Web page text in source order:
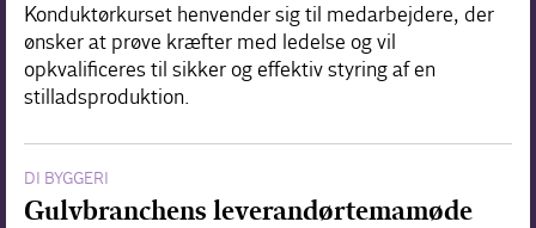
Konduktørkurset henvender sig til medarbejdere, der
ønsker at prøve kræfter med ledelse og vil
opkvalificeres til sikker og effektiv styring af en
stilladsproduktion.
DI BYGGERI
Gulvbranchens leverandørtemamøde